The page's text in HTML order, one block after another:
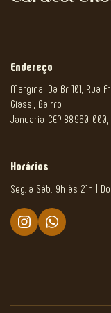
Endereço
Marginal Da Br 101, Rua
Giassi, Bairro
Januaria, CEP 88.960-
Horários
Seg. a Sáb.: 9h às 21h |